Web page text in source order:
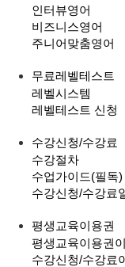
인터뷰영어
비즈니스영어
주니어맞춤영어
무료레벨테스트
레벨시스템
레벨테스트 신청
수강신청/수강료
수강절차
수업가이드(필독)
수강신청/수강료
평생교육이용권
평생교육이용권
수강신청/수강료